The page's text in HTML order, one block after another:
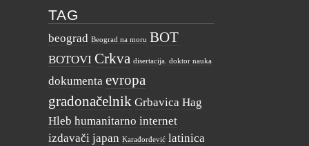
TAG
beograd Beograd na moru BOT
BOTOVI Crkva disertacija. doktor nauka
dokumenta evropa
gradonačelnik Grbavica Hag
Hleb humanitarno internet
izdavači japan Karađorđević latinica